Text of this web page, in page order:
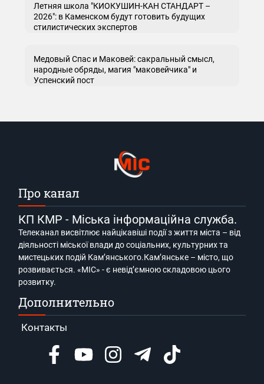
Летняя школа "КИОКУШИН-КАН СТАНДАРТ –
2026": в Каменском будут готовить будущих
стилистических экспертов
Медовый Спас и Маковей: сакральный смысл,
народные обряды, магия "маковейчика" и
Успенский пост
Про канал
КП КМР - Міська інформаційна служба.
Телеканал висвітлює найцікавіші події з життя міста – від
діяльності міської влади до соціальних, культурних та
мистецьких подій Кам’янського.Кам’янське – місто, що
розвивається. «МІС» - є невід’ємною складовою цього
розвитку.
Дополнительно
Контакты